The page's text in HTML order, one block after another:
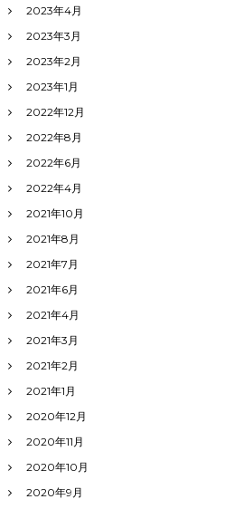
2023年4月
2023年3月
2023年2月
2023年1月
2022年12月
2022年8月
2022年6月
2022年4月
2021年10月
2021年8月
2021年7月
2021年6月
2021年4月
2021年3月
2021年2月
2021年1月
2020年12月
2020年11月
2020年10月
2020年9月